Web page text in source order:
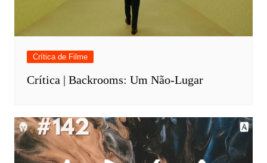
Crítica de Filme
Crítica | Backrooms: Um Não-Lugar